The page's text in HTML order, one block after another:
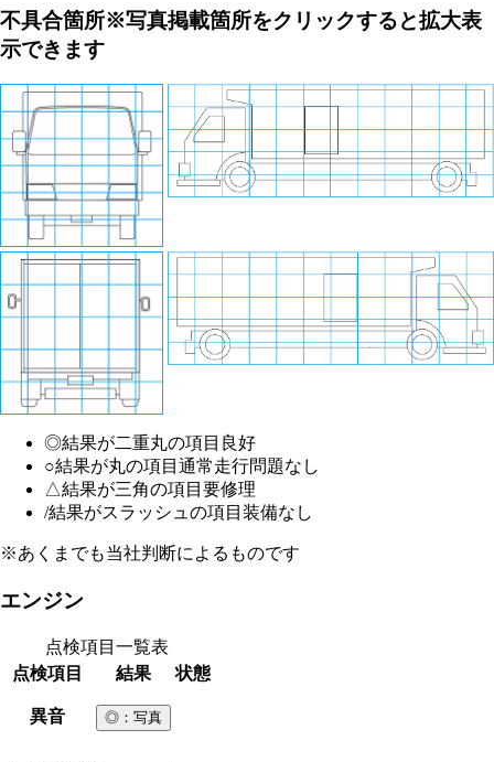
不具合箇所※写真掲載箇所をクリックすると拡大表
示できます
◎結果が二重丸の項目 良好
○結果が丸の項目 通常走行問題なし
△結果が三角の項目 要修理
/結果がスラッシュの項目 装備なし
※あくまでも当社判断によるものです
エンジン
点検項目一覧表
点検項目
結果 状態
異音 ◎ ：写真